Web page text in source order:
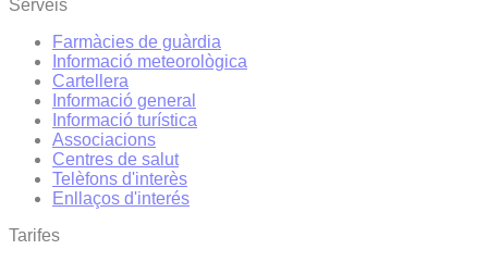
Serveis
Farmàcies de guàrdia
Informació meteorològica
Cartellera
Informació general
Informació turística
Associacions
Centres de salut
Telèfons d'interès
Enllaços d'interés
Tarifes